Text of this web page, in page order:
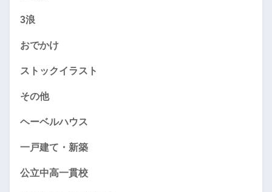
3浪
おでかけ
ストックイラスト
その他
ヘーベルハウス
一戸建て・新築
公立中高一貫校